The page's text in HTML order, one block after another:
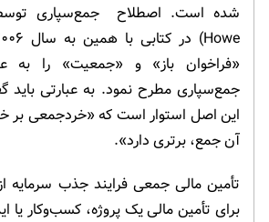
«فراخوان باز» و «جمعیت» را به
جمع‌سپاری مطرح نمود. به عبارتی باید
این اصل استوار است که «خردجمعی بر
آن جمع، برتری دارد».
تأمین مالی جمعی فرایند جذب سرمایه
برای تأمین مالی یک پروژه، کسب‌وکار یا